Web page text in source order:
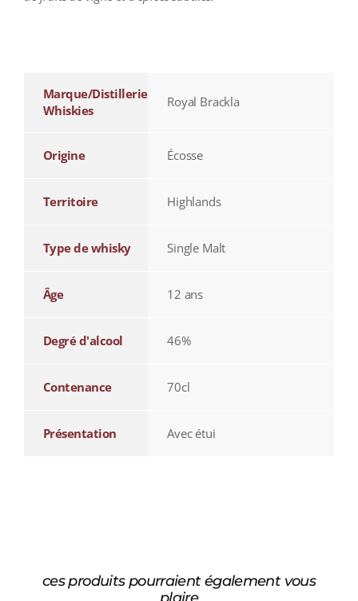
Marque/Distillerie
Whiskies
Royal Brackla
Origine Écosse
Territoire Highlands
Type de whisky Single Malt
Âge 12 ans
Degré d'alcool 46%
Contenance 70cl
Présentation Avec étui
ces produits pourraient également vous